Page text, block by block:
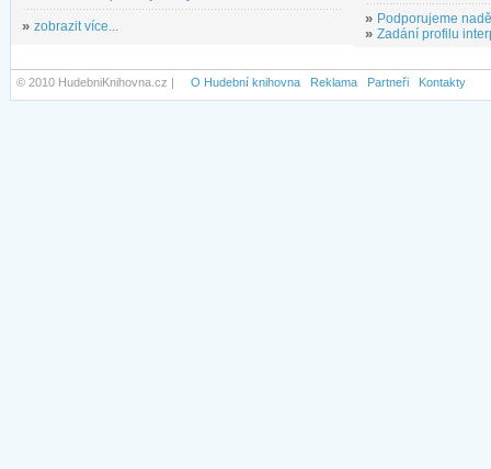
» zobrazit více... » Podporujeme
» Zadání profilu
© 2010 HudebniKnihovna.cz | O Hudební knihovna Reklama Partneři Kontakty